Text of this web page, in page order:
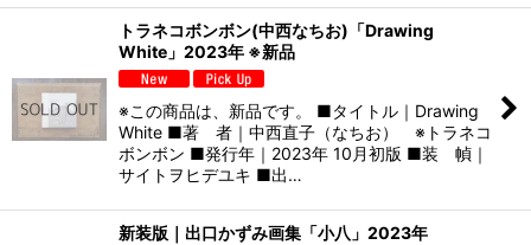
トラネコボンボン(中西なちお)「Drawing
White」2023年 ※新品
※この商品は、新品です。 ■タイトル｜Drawing
White ■著 者｜中西直子（なちお） ※トラネコ
ボンボン ■発行年｜2023年 10月初版 ■装 幀｜
サイトヲヒデユキ ■出…
新装版｜出口かずみ画集「小八」2023年